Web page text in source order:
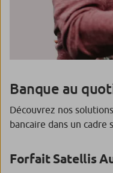
Banque au
Découvrez nos
bancaire dans un cadre
Forfait Satellis